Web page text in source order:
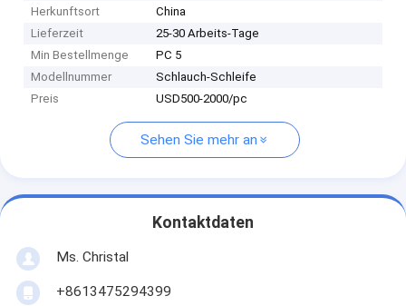
Herkunftsort
China
Lieferzeit
25-30 Arbeits-Tage
Min Bestellmenge
PC 5
Modellnummer
Schlauch-Schleife
Preis
USD500-2000/pc
Sehen Sie mehr an
Kontaktdaten
Ms. Christal
+8613475294399